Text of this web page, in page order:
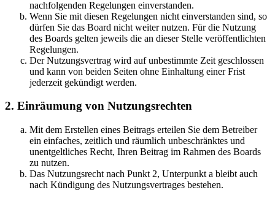
nachfolgenden Regelungen einverstanden.
Wenn Sie mit diesen Regelungen nicht einverstanden sind, so
dürfen Sie das Board nicht weiter nutzen. Für die Nutzung
des Boards gelten jeweils die an dieser Stelle veröffentlichten
Regelungen.
Der Nutzungsvertrag wird auf unbestimmte Zeit geschlossen
und kann von beiden Seiten ohne Einhaltung einer Frist
jederzeit gekündigt werden.
2. Einräumung von Nutzungsrechten
Mit dem Erstellen eines Beitrags erteilen Sie dem Betreiber
ein einfaches, zeitlich und räumlich unbeschränktes und
unentgeltliches Recht, Ihren Beitrag im Rahmen des Boards
zu nutzen.
Das Nutzungsrecht nach Punkt 2, Unterpunkt a bleibt auch
nach Kündigung des Nutzungsvertrages bestehen.